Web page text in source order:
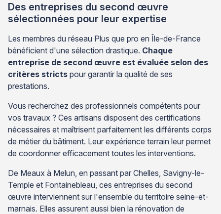
Des entreprises du second œuvre
sélectionnées pour leur expertise
Les membres du réseau Plus que pro en Île-de-France
bénéficient d'une sélection drastique. Chaque
entreprise de second œuvre est évaluée selon des
critères stricts pour garantir la qualité de ses
prestations.
Vous recherchez des professionnels compétents pour
vos travaux ? Ces artisans disposent des certifications
nécessaires et maîtrisent parfaitement les différents corps
de métier du bâtiment. Leur expérience terrain leur permet
de coordonner efficacement toutes les interventions.
De Meaux à Melun, en passant par Chelles, Savigny-le-
Temple et Fontainebleau, ces entreprises du second
œuvre interviennent sur l'ensemble du territoire seine-et-
marnais. Elles assurent aussi bien la rénovation de